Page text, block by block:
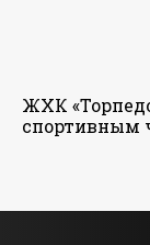
ЖХК
спортивным